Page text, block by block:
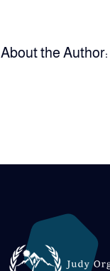
About the Author: